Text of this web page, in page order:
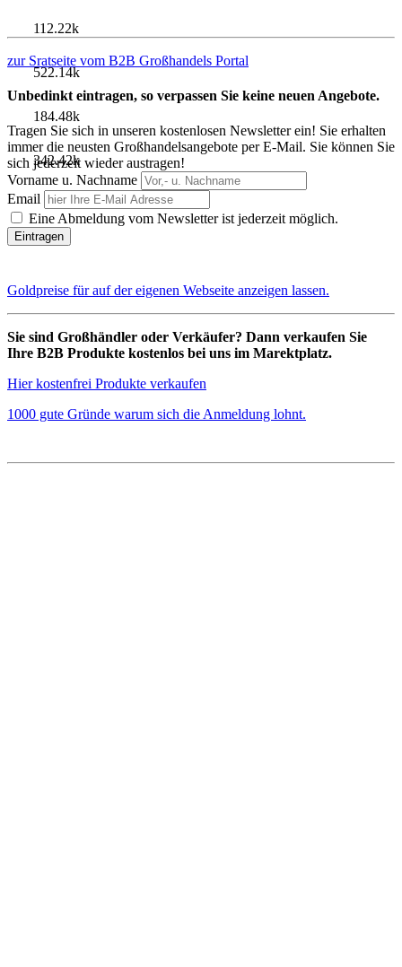
zur Sratseite vom B2B Großhandels Portal
Unbedinkt eintragen, so verpassen Sie keine neuen Angebote.
Tragen Sie sich in unseren kostenlosen Newsletter ein! Sie erhalten
immer die neusten Großhandelsangebote per E-Mail. Sie können Sie
sich jederzeit wieder austragen!
Vorname u. Nachname
Email
Eine Abmeldung vom Newsletter ist jederzeit möglich.
Goldpreise für auf der eigenen Webseite anzeigen lassen.
Sie sind Großhändler oder Verkäufer? Dann verkaufen Sie
Ihre B2B Produkte kostenlos bei uns im Marektplatz.
Hier kostenfrei Produkte verkaufen
1000 gute Gründe warum sich die Anmeldung lohnt.
112.22k
522.14k
184.48k
342.42k